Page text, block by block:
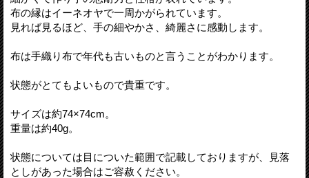
布の縁はイーネオヤで一周かがられています。
見れば見るほど、手の細やかさ、綺麗さに感動します。
布は手織り布で年代も古いものと言うことがわかります。
状態がとてもよいもので貴重です。
サイズは約74×74cm。
重量は約40g。
状態については目についた範囲で記載しておりますが、見落
としがあった場合はご容赦ください。